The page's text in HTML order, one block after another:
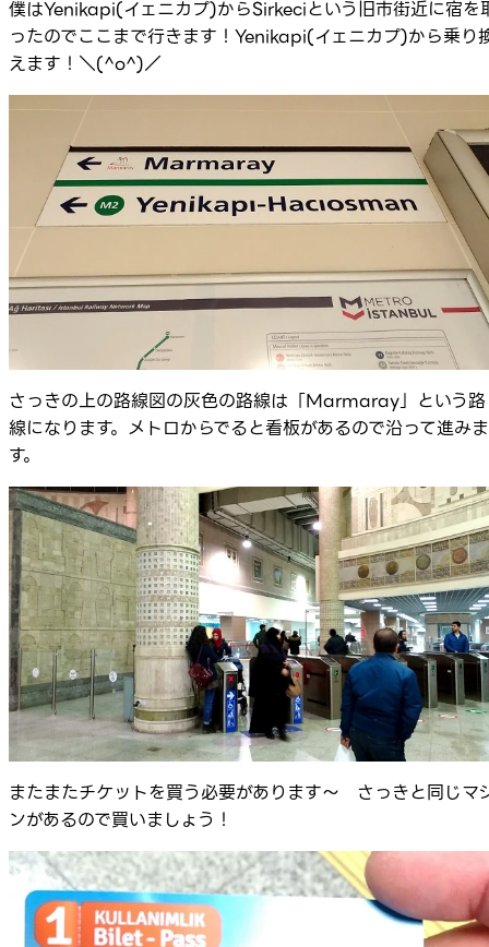
僕はYenikapi(イェニカプ)からSirkeciという旧市街近に宿を
ったのでここまで行きます！Yenikapi(イェニカプ)から乗り
えます！＼(^o^)／
さっきの上の路線図の灰色の路線は「Marmaray」という路
線になります。メトロからでると看板があるので沿って進みま
す。
またまたチケットを買う必要があります～ さっきと同じマ
ンがあるので買いましょう！